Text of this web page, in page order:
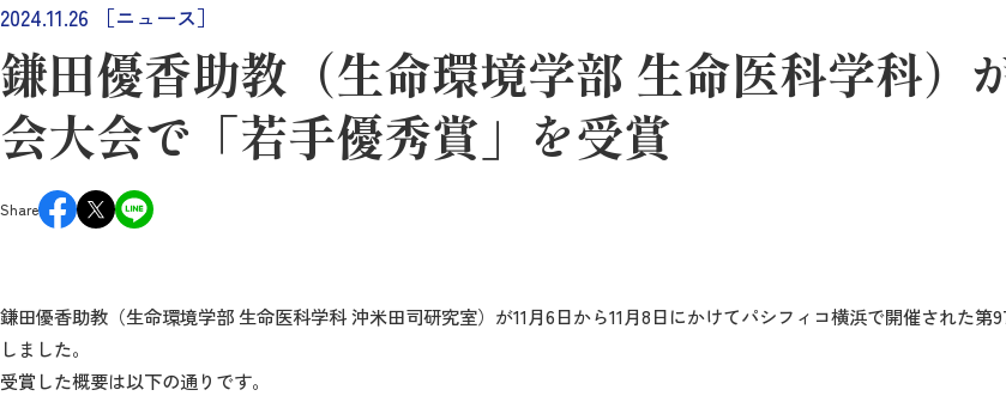
2024.11.26 ［ニュース］
鎌田優香助教（生命環境学部 生命医科学科）
会大会で「若手優秀賞」を受賞
Share
鎌田優香助教（生命環境学部 生命医科学科 沖米田司研究室）が11月6日から11月8日にかけてパシフィコ横浜で開催された
しました。
受賞した概要は以下の通りです。